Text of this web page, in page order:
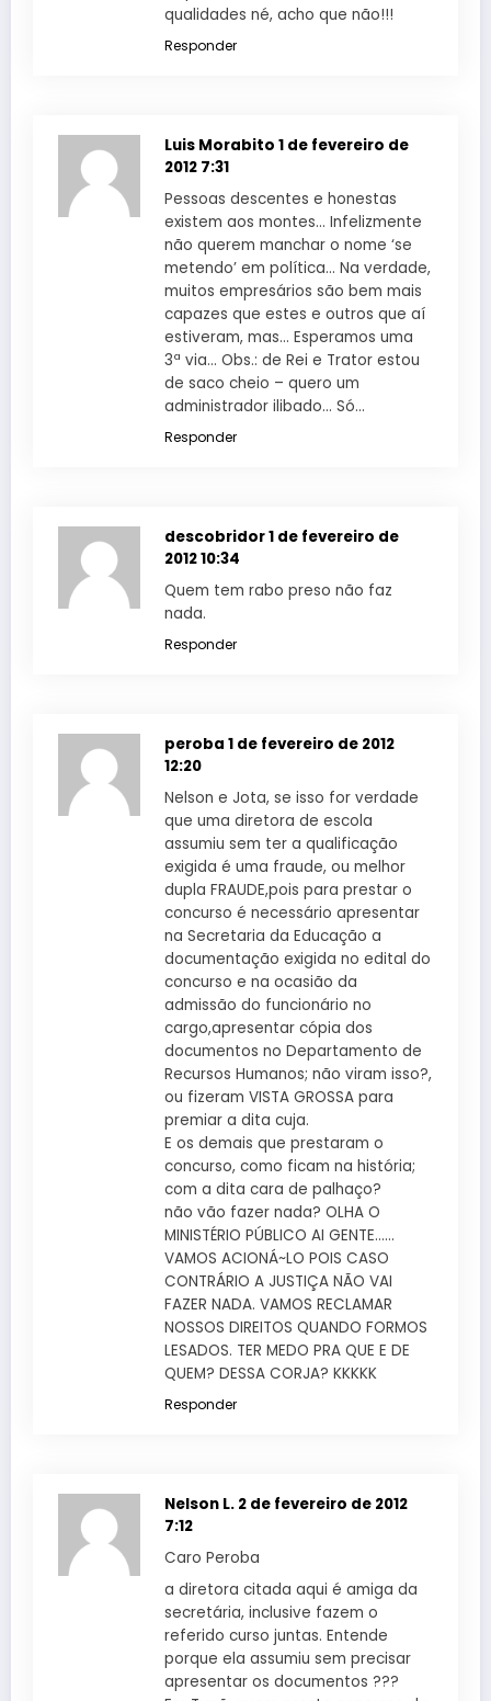
qualidades né, acho que não!!!
Responder
Luis Morabito 1 de fevereiro de
2012 7:31
Pessoas descentes e honestas
existem aos montes… Infelizmente
não querem manchar o nome ‘se
metendo’ em política… Na verdade,
muitos empresários são bem mais
capazes que estes e outros que aí
estiveram, mas… Esperamos uma
3ª via… Obs.: de Rei e Trator estou
de saco cheio – quero um
administrador ilibado… Só…
Responder
descobridor1 de fevereiro de
2012 10:34
Quem tem rabo preso não faz
nada.
Responder
peroba 1 de fevereiro de 2012
12:20
Nelson e Jota, se isso for verdade
que uma diretora de escola
assumiu sem ter a qualificação
exigida é uma fraude, ou melhor
dupla FRAUDE,pois para prestar o
concurso é necessário apresentar
na Secretaria da Educação a
documentação exigida no edital do
concurso e na ocasião da
admissão do funcionário no
cargo,apresentar cópia dos
documentos no Departamento de
Recursos Humanos; não viram isso?,
ou fizeram VISTA GROSSA para
premiar a dita cuja.
E os demais que prestaram o
concurso, como ficam na história;
com a dita cara de palhaço?
não vão fazer nada? OLHA O
MINISTÉRIO PÚBLICO AI GENTE……
VAMOS ACIONÁ~LO POIS CASO
CONTRÁRIO A JUSTIÇA NÃO VAI
FAZER NADA. VAMOS RECLAMAR
NOSSOS DIREITOS QUANDO FORMOS
LESADOS. TER MEDO PRA QUE E DE
QUEM? DESSA CORJA? KKKKK
Responder
Nelson L. 2 de fevereiro de 2012
7:12
Caro Peroba
a diretora citada aqui é amiga da
secretária, inclusive fazem o
referido curso juntas. Entende
porque ela assumiu sem precisar
apresentar os documentos ???